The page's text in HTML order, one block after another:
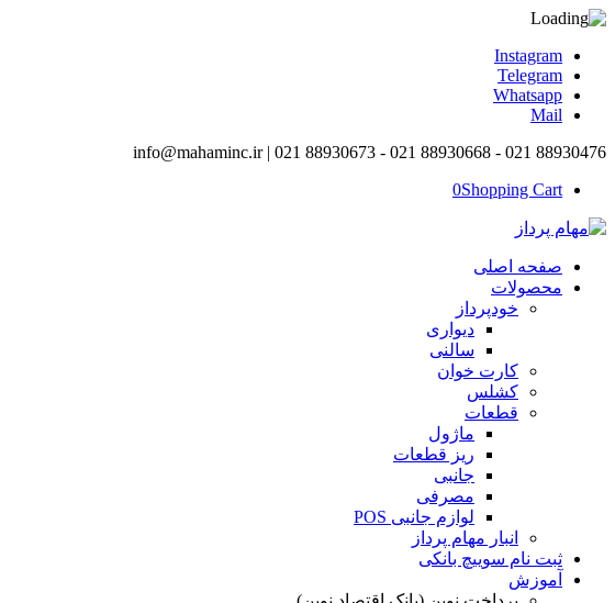
Instagram
Telegram
Whatsapp
Mail
info@mahaminc.ir | 021 88930673 - 021 88930668 - 021 88930476
0Shopping Cart
صفحه اصلی
محصولات
خودپرداز
دیواری
سالنی
کارت خوان
کشلس
قطعات
ماژول
ریز قطعات
جانبی
مصرفی
لوازم جانبی POS
انبار مهام پرداز
ثبت نام سوییچ بانکی
آموزش